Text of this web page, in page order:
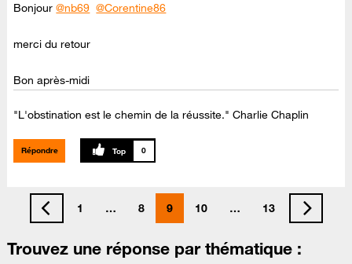
Bonjour@nb69 @Corentine86
merci du retour
Bon après-midi
"L'obstination est le chemin de la réussite." Charlie Chaplin
Répondre 0
1 … 8 9 10 … 13
Trouvez une réponse par thématique :